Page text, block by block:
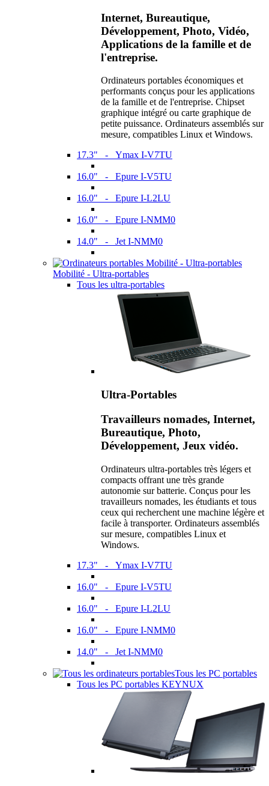
Internet, Bureautique,
Développement, Photo, Vidéo,
Applications de la famille et de
l'entreprise.
Ordinateurs portables économiques et
performants conçus pour les applications
de la famille et de l'entreprise. Chipset
graphique intégré ou carte graphique de
petite puissance. Ordinateurs assemblés sur
mesure, compatibles Linux et Windows.
17.3" - Ymax I-V7TU
16.0" - Epure I-V5TU
16.0" - Epure I-L2LU
16.0" - Epure I-NMM0
14.0" - Jet I-NMM0
Mobilité - Ultra-portables
Tous les ultra-portables
Ultra-Portables
Travailleurs nomades, Internet,
Bureautique, Photo,
Développement, Jeux vidéo.
Ordinateurs ultra-portables très légers et
compacts offrant une très grande
autonomie sur batterie. Conçus pour les
travailleurs nomades, les étudiants et tous
ceux qui recherchent une machine légère et
facile à transporter. Ordinateurs assemblés
sur mesure, compatibles Linux et
Windows.
17.3" - Ymax I-V7TU
16.0" - Epure I-V5TU
16.0" - Epure I-L2LU
16.0" - Epure I-NMM0
14.0" - Jet I-NMM0
Tous les PC portables
Tous les PC portables KEYNUX